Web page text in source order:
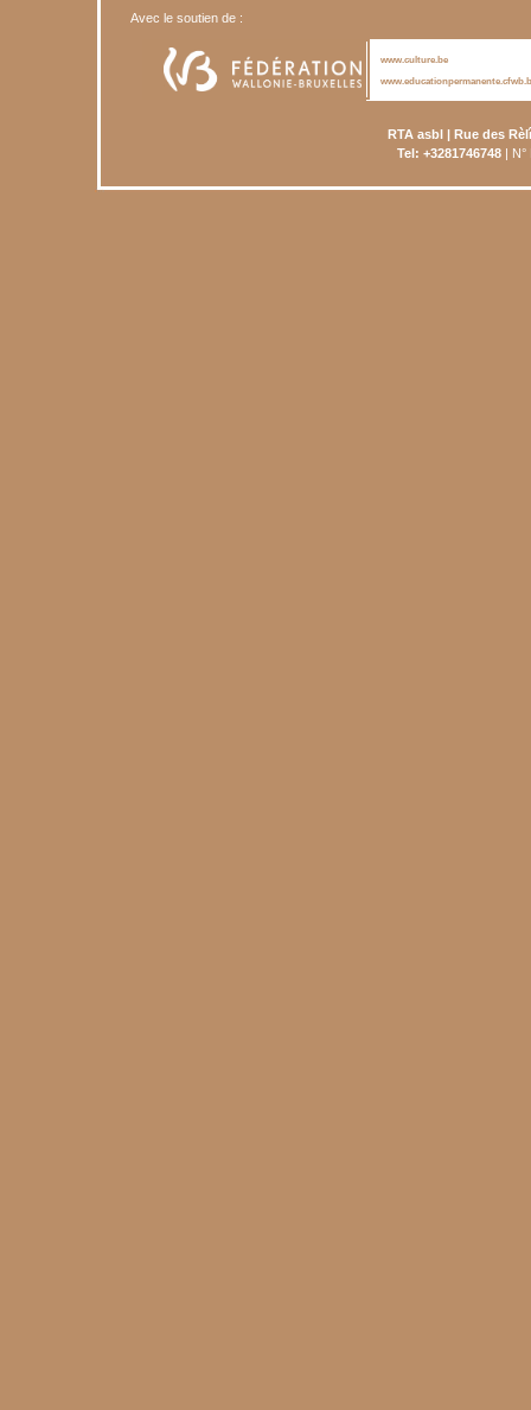
Avec le soutien de :
www.culture.be
RTA asbl | Rue des
Tel: +3281746748| N°